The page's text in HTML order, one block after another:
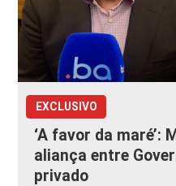
EXCLUSIVO
‘A favor da maré’:
aliança entre
privado